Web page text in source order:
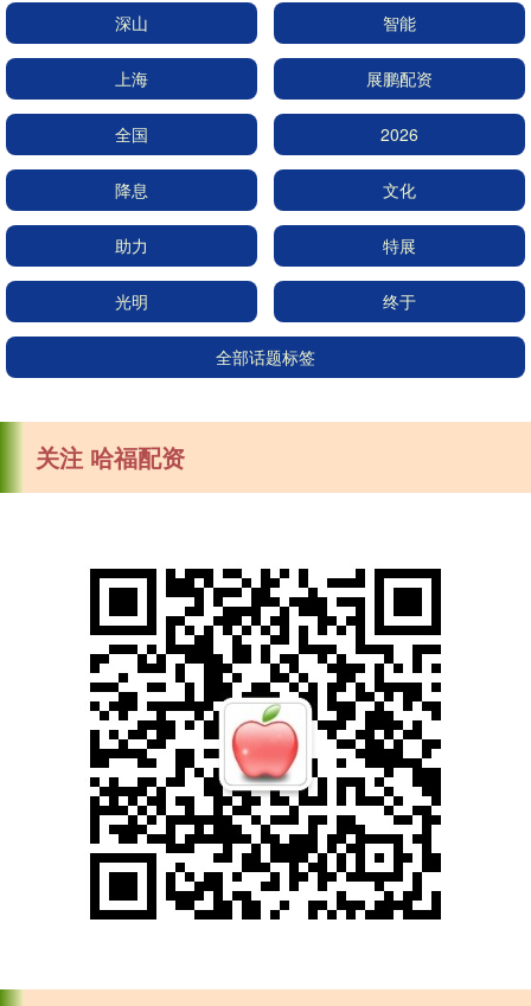
深山 智能
上海 展鹏配资
全国 2026
降息 文化
助力 特展
光明 终于
全部话题标签
关注 哈福配资